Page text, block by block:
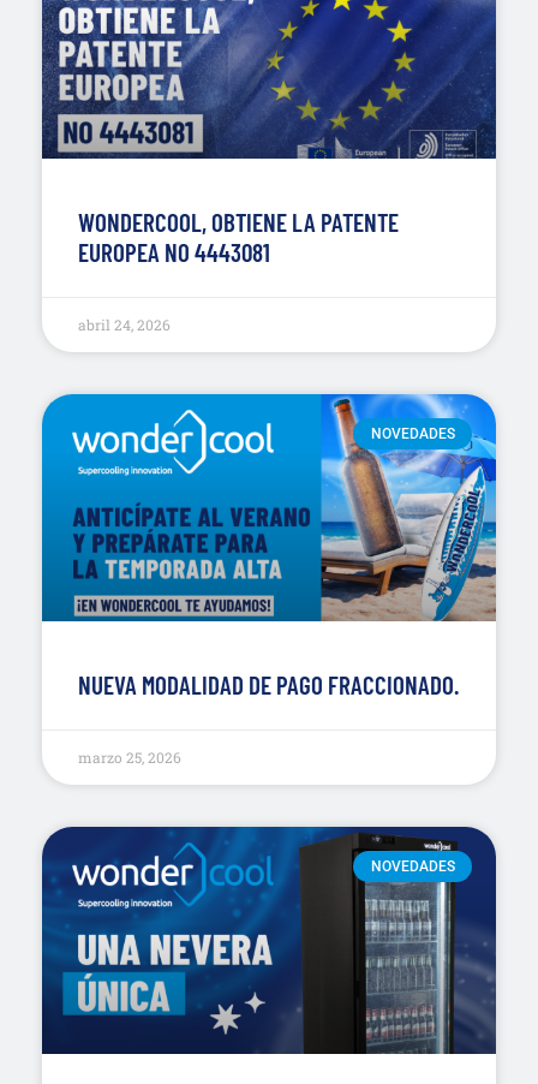
WONDERCOOL, OBTIENE LA PATENTE
EUROPEA NO 4443081
abril 24, 2026
NOVEDADES
NUEVA MODALIDAD DE PAGO FRACCIONADO.
marzo 25, 2026
NOVEDADES